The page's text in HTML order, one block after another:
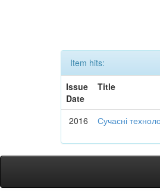
Item hits:
Issue
Date
Title
2016 Сучасні